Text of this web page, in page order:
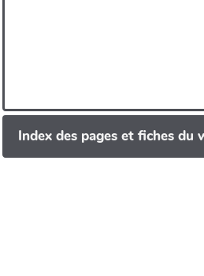
Index des pages et fiches du